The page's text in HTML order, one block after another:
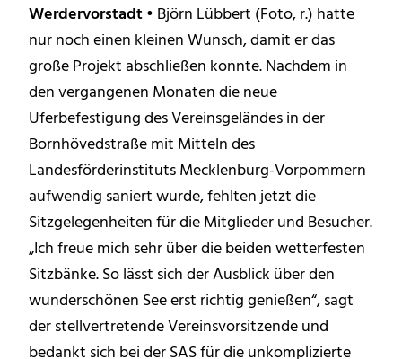
Werdervorstadt • Björn Lübbert (Foto, r.) hatte
nur noch einen kleinen Wunsch, damit er das
große Projekt abschließen konnte. Nachdem in
den vergangenen Monaten die neue
Uferbefestigung des Vereinsgeländes in der
Bornhövedstraße mit Mitteln des
Landesförderinstituts Mecklenburg-Vorpommern
aufwendig saniert wurde, fehlten jetzt die
Sitzgelegenheiten für die Mitglieder und Besucher.
„Ich freue mich sehr über die beiden wetterfesten
Sitzbänke. So lässt sich der Ausblick über den
wunderschönen See erst richtig genießen“, sagt
der stellvertretende Vereinsvorsitzende und
bedankt sich bei der SAS für die unkomplizierte